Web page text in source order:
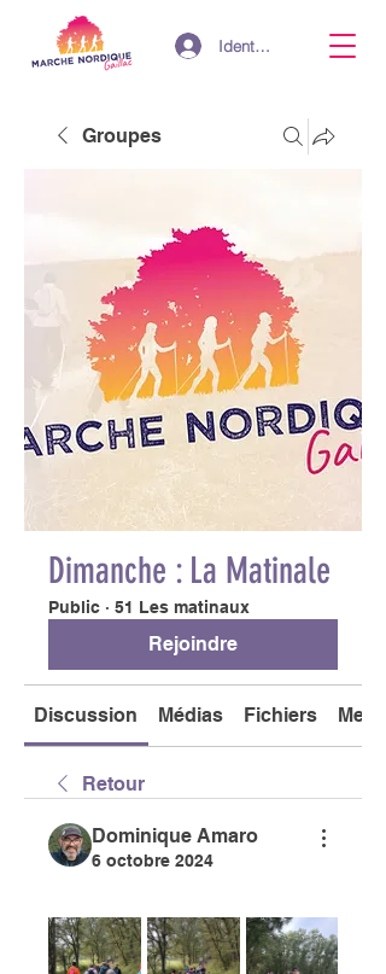
Identifiant
Groupes
Dimanche : La Matinale
Public · 51 Les matinaux
Rejoindre
Discussion Médias Fichiers
Retour
Dominique Amaro
6 octobre 2024